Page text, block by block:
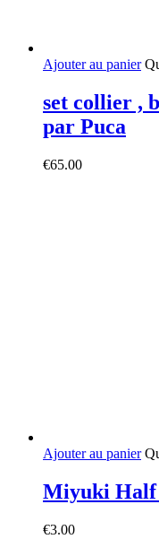
Ajouter au panier
set collier ,
par Puca
€65.00
Ajouter au panier
Miyuki Half
€3.00